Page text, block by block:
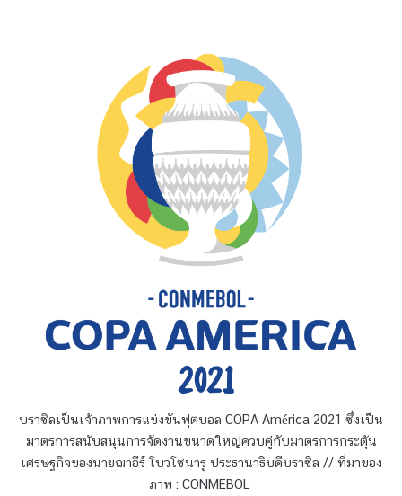
ธ์
ท
า
คี
บราซิลเป็นเจ้าภาพการแข่งขันฟุตบอล COPA América 2021 ซึ่งเป็น
มาตรการสนับสนุนการจัดงานขนาดใหญ่ควบคู่กับมาตรการกระตุ้น
เศรษฐกิจของนายฌาอีร์ โบวโซนารู ประธานาธิบดีบราซิล // ที่มาของ
ภาพ : CONMEBOL